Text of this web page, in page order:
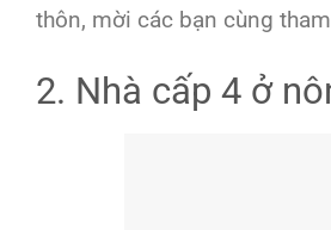
thôn, mời các bạn cùng
2. Nhà cấp 4 ở